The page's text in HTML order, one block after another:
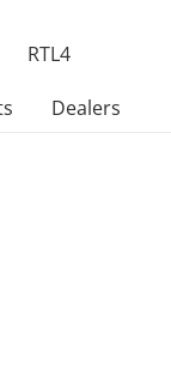
RTL4
Dealers